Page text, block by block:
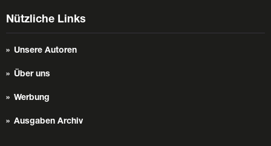
Nützliche Links
Unsere Autoren
Über uns
Werbung
Ausgaben Archiv